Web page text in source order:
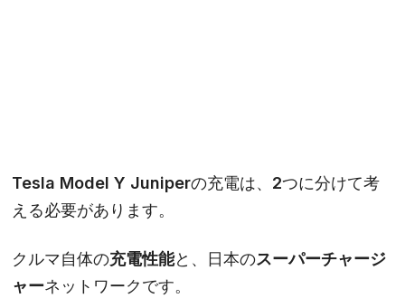
Tesla Model Y Juniperの充電は、2つに分けて考
える必要があります。
クルマ自体の充電性能と、日本のスーパーチャージ
ャーネットワークです。